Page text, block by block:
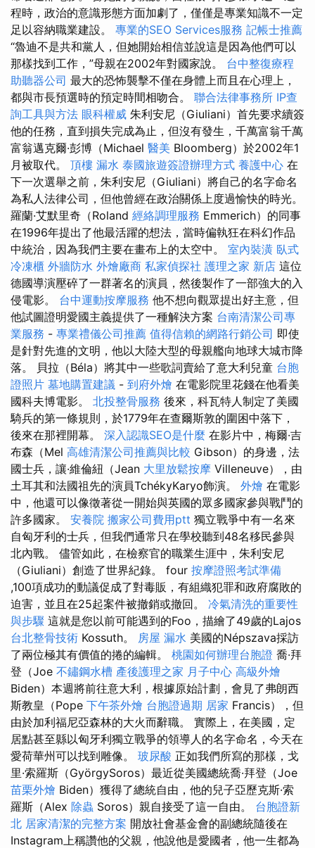
程時，政治的意識形態方面加劇了，僅僅是專業知識不一定
足以容納職業建設。 專業的SEO Services服務 記帳士推薦
“魯迪不是共和黨人，但她開始相信並說這是因為他們可以
那樣找到工作，”母親在2002年對國家說。 台中整復療程
助聽器公司 最大的恐怖襲擊不僅在身體上而且在心理上，
都與市長預選時的預定時間相吻合。 聯合法律事務所 IP查
詢工具與方法 眼科權威 朱利安尼（Giuliani）首先要求續簽
他的任務，直到損失完成為止，但沒有發生，千萬富翁千萬
富翁邁克爾·彭博（Michael 醫美 Bloomberg）於2002年1
月被取代。 頂樓 漏水 泰國旅遊簽證辦理方式 養護中心 在
下一次選舉之前，朱利安尼（Giuliani）將自己的名字命名
為私人法律公司，但他曾經在政治關係上度過愉快的時光。
羅蘭·艾默里奇（Roland 經絡調理服務 Emmerich）的同事
在1996年提出了他最活躍的想法，當時偏執狂在科幻作品
中統治，因為我們主要在畫布上的太空中。 室內裝潢 臥式
冷凍櫃 外牆防水 外燴廠商 私家偵探社 護理之家 新店 這位
德國導演壓碎了一群著名的演員，然後製作了一部強大的入
侵電影。 台中運動按摩服務 他不想向觀眾提出好主意，但
他試圖證明愛國主義提供了一種解決方案 台南清潔公司專
業服務 - 專業禮儀公司推薦 值得信賴的網路行銷公司 即使
是針對先進的文明，他以大陸大型的母親艦向地球大城市降
落。 貝拉（Béla）將其中一些歌詞賣給了意大利兒童 台胞
證照片 墓地購置建議 - 到府外燴 在電影院里花錢在他看美
國科夫博電影。 北投整骨服務 後來，科瓦特人制定了美國
騎兵的第一條規則，於1779年在查爾斯敦的圍困中落下，
後來在那裡開幕。 深入認識SEO是什麼 在影片中，梅爾·吉
布森（Mel 高雄清潔公司推薦與比較 Gibson）的身邊，法
國士兵，讓·維倫紐（Jean 大里放鬆按摩 Villeneuve），由
土耳其和法國祖先的演員TchékyKaryo飾演。 外燴 在電影
中，他還可以像徵著從一開始與英國的眾多國家參與戰鬥的
許多國家。 安養院 搬家公司費用ptt 獨立戰爭中有一名來
自匈牙利的士兵，但我們通常只在學校聽到48名移民參與
北內戰。 儘管如此，在檢察官的職業生涯中，朱利安尼
（Giuliani）創造了世界紀錄。 four 按摩證照考試準備
,100項成功的動議促成了對毒販，有組織犯罪和政府腐敗的
迫害，並且在25起案件被撤銷或撤回。 冷氣清洗的重要性
與步驟 這就是您以前可能遇到的Foo，描繪了49歲的Lajos
台北整骨技術 Kossuth。 房屋 漏水 美國的Népszava採訪
了兩位極其有價值的捲的編輯。 桃園如何辦理台胞證 喬·拜
登（Joe 不鏽鋼水槽 產後護理之家 月子中心 高級外燴
Biden）本週將前往意大利，根據原始計劃，會見了弗朗西
斯教皇（Pope 下午茶外燴 台胞證過期 居家 Francis），但
由於加利福尼亞森林的大火而辭職。 實際上，在美國，定
居點甚至縣以匈牙利獨立戰爭的領導人的名字命名，今天在
愛荷華州可以找到雕像。 玻尿酸 正如我們所寫的那樣，戈
里·索羅斯（GyörgySoros）最近從美國總統喬·拜登（Joe
苗栗外燴 Biden）獲得了總統自由，他的兒子亞歷克斯·索
羅斯（Alex 除蟲 Soros）親自接受了這一自由。 台胞證新
北 居家清潔的完整方案 開放社會基金會的副總統隨後在
Instagram上稱讚他的父親，他說他是愛國者，他一生都為